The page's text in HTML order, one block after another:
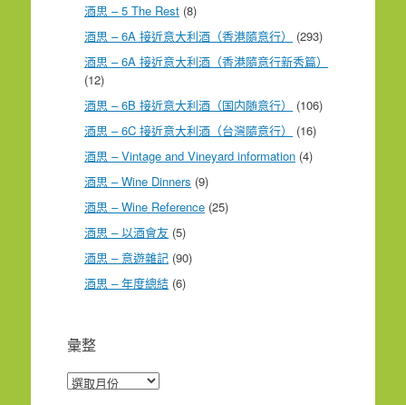
酒思 – 5 The Rest (8)
酒思 – 6A 接近意大利酒（香港隨意行）
(293)
酒思 – 6A 接近意大利酒（香港隨意行新秀篇）
(12)
酒思 – 6B 接近意大利酒（国内随意行）
(106)
酒思 – 6C 接近意大利酒（台灣隨意行）
(16)
酒思 – Vintage and Vineyard information (4)
酒思 – Wine Dinners (9)
酒思 – Wine Reference (25)
酒思 – 以酒會友 (5)
酒思 – 意遊雜記 (90)
酒思 – 年度總結 (6)
彙整
彙